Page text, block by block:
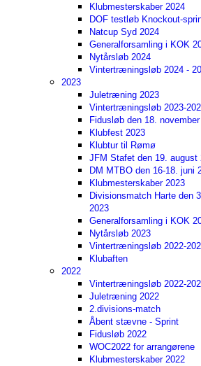
Klubmesterskaber 2024
DOF testløb Knockout-
Natcup Syd 2024
Generalforsamling i KOK
Nytårsløb 2024
Vintertræningsløb 2024 -
2023
Juletræning 2023
Vintertræningsløb 2023-
Fidusløb den 18.
Klubfest 2023
Klubtur til Rømø
JFM Stafet den 19. august
DM MTBO den 16-18. juni
Klubmesterskaber 2023
Divisionsmatch Harte den
2023
Generalforsamling i KOK
Nytårsløb 2023
Vintertræningsløb 2022-
Klubaften
2022
Vintertræningsløb 2022-
Juletræning 2022
2.divisions-match
Åbent stævne - Sprint
Fidusløb 2022
WOC2022 for arrangørene
Klubmesterskaber 2022